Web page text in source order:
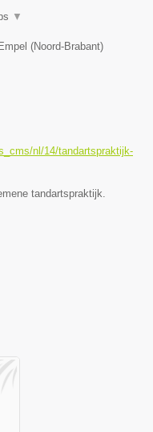
▼
Empel (Noord-Brabant)
nl/14/tandartspraktijk-
tandartspraktijk.